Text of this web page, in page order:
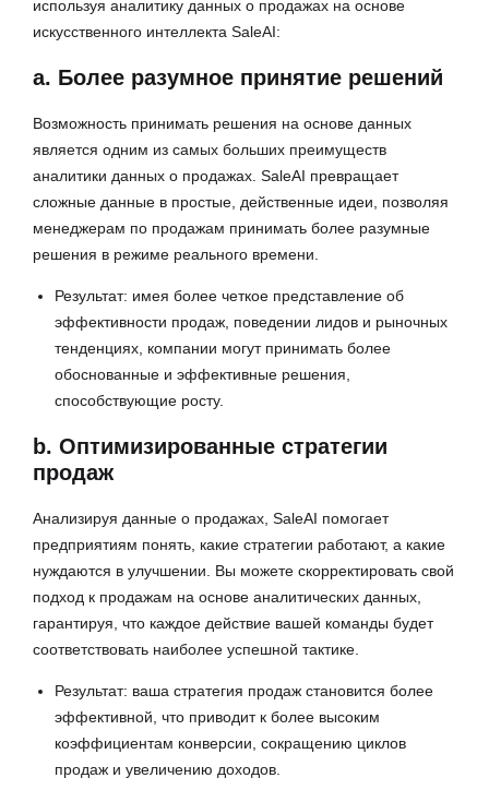
используя аналитику данных о продажах на основе
искусственного интеллекта SaleAI:
a. Более разумное принятие решений
Возможность принимать решения на основе данных
является одним из самых больших преимуществ
аналитики данных о продажах. SaleAI превращает
сложные данные в простые, действенные идеи, позволяя
менеджерам по продажам принимать более разумные
решения в режиме реального времени.
Результат: имея более четкое представление об
эффективности продаж, поведении лидов и рыночных
тенденциях, компании могут принимать более
обоснованные и эффективные решения,
способствующие росту.
b. Оптимизированные стратегии
продаж
Анализируя данные о продажах, SaleAI помогает
предприятиям понять, какие стратегии работают, а какие
нуждаются в улучшении. Вы можете скорректировать свой
подход к продажам на основе аналитических данных,
гарантируя, что каждое действие вашей команды будет
соответствовать наиболее успешной тактике.
Результат: ваша стратегия продаж становится более
эффективной, что приводит к более высоким
коэффициентам конверсии, сокращению циклов
продаж и увеличению доходов.